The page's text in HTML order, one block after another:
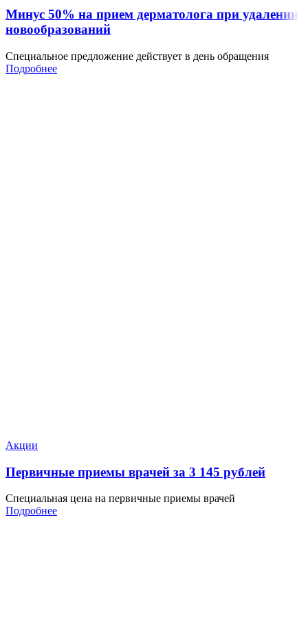
Минус 50% на прием дерматолога при удалении
новообразований
Специальное предложение действует в день обращения
Подробнее
Акции
Первичные приемы врачей за 3 145 рублей
Специальная цена на первичные приемы врачей
Подробнее